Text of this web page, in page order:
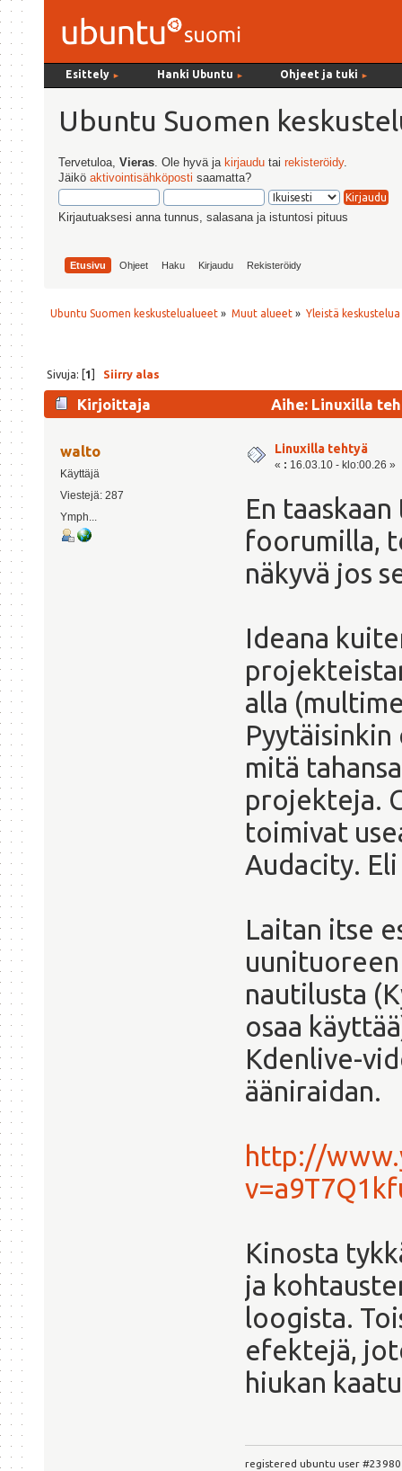
Esittely ► Hanki Ubuntu ► Ohjeet ja tuki ►
Ubuntu Suomen
Tervetuloa,Vieras . Ole hyvä ja kirjaudu tairekisteröidy.
Jäiköaktivointisähköposti saamatta?
Kirjautuaksesi anna tunnus, salasana ja istuntosi pituus
Etusivu Ohjeet Haku Kirjaudu Rekisteröidy
Ubuntu Suomen keskustelualueet » Muut alueet» Yleistä keskustelua
Sivuja: [1] Siirry alas
Kirjoittaja Aihe: Linuxilla
walto
Käyttäjä
Viestejä: 287
Ymph...
Linuxilla tehtyä
« : 16.03.10 - klo:00.26 »
En
foorumilla,
näkyvä jos
Ideana
alla
Pyytäisinkin
mitä
projekteja.
toimivat
Audacity.
Laitan itse
nautilusta
osaa
Kdenlive-
ääniraidan.
http://
Kinosta
ja
loogista.
efektejä,
hiukan
registered ubuntu user #23980